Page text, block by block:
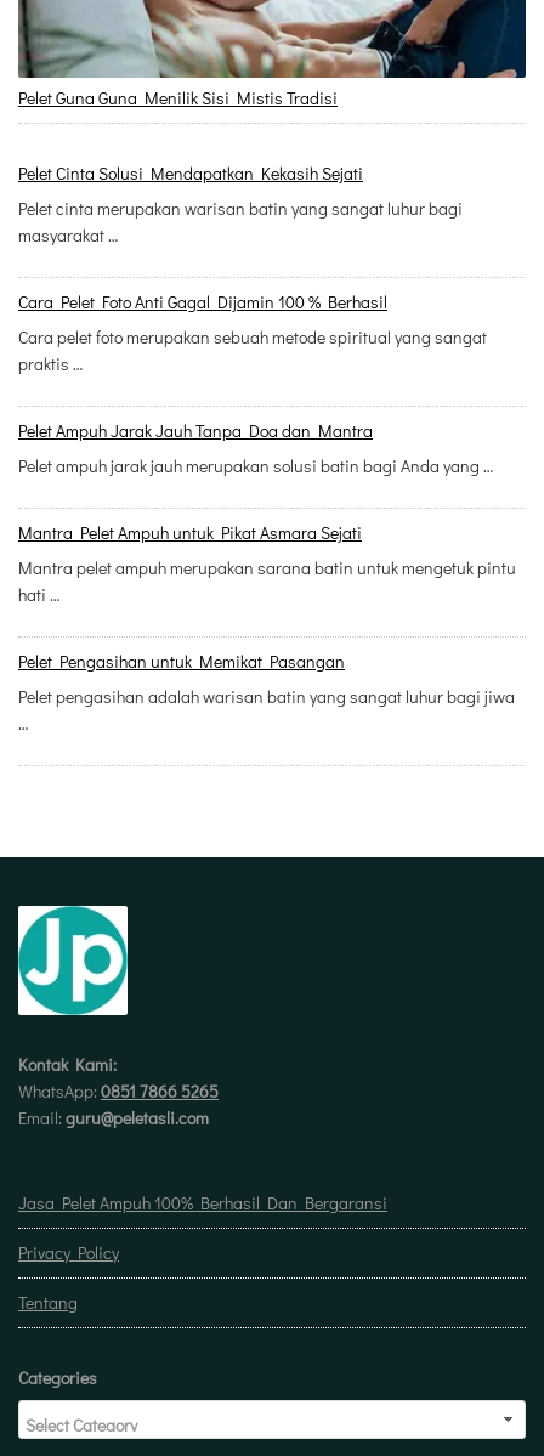
Pelet Guna Guna Menilik Sisi Mistis Tradisi
Pelet Cinta Solusi Mendapatkan Kekasih Sejati
Pelet cinta merupakan warisan batin yang sangat luhur bagi
masyarakat …
Cara Pelet Foto Anti Gagal Dijamin 100 % Berhasil
Cara pelet foto merupakan sebuah metode spiritual yang sangat
praktis …
Pelet Ampuh Jarak Jauh Tanpa Doa dan Mantra
Pelet ampuh jarak jauh merupakan solusi batin bagi Anda yang …
Mantra Pelet Ampuh untuk Pikat Asmara Sejati
Mantra pelet ampuh merupakan sarana batin untuk mengetuk pintu
hati …
Pelet Pengasihan untuk Memikat Pasangan
Pelet pengasihan adalah warisan batin yang sangat luhur bagi jiwa
…
Kontak Kami:
WhatsApp: 0851 7866 5265
Email: guru@peletasli.com
Jasa Pelet Ampuh 100% Berhasil Dan Bergaransi
Privacy Policy
Tentang
Categories